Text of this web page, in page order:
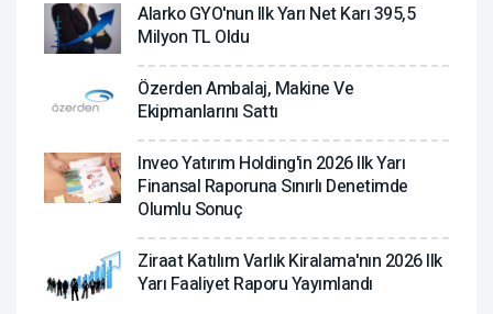
Alarko GYO'nun Ilk Yarı Net Karı 395,5
Milyon TL Oldu
Özerden Ambalaj, Makine Ve
Ekipmanlarını Sattı
Inveo Yatırım Holding'in 2026 Ilk Yarı
Finansal Raporuna Sınırlı Denetimde
Olumlu Sonuç
Ziraat Katılım Varlık Kiralama'nın 2026 Ilk
Yarı Faaliyet Raporu Yayımlandı